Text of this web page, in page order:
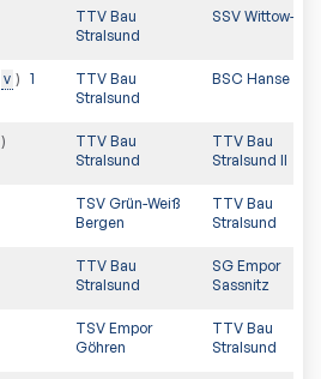
TTV Bau
Stralsund
SSV Wittow-Ost
v 1
TTV Bau
Stralsund
BSC Hanse
TTV Bau
Stralsund
TTV Bau
Stralsund II
TSV Grün-Weiß
Bergen
TTV Bau
Stralsund
TTV Bau
Stralsund
SG Empor
Sassnitz
TSV Empor
Göhren
TTV Bau
Stralsund